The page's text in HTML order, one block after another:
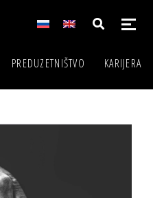
PREDUZETNIŠTVO KARIJERA